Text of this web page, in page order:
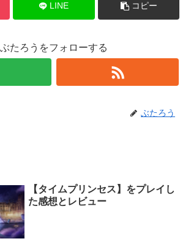
LINE コピー
ぶたろうをフォローする
ぶたろう
【タイムプリンセス】をプレイし
た感想とレビュー